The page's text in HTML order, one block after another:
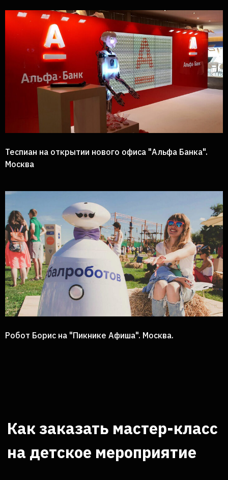
Теспиан на открытии нового офиса "Альфа Банка".
Москва
Робот Борис на "Пикнике Афиша". Москва.